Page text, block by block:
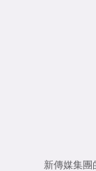
新傳媒集團